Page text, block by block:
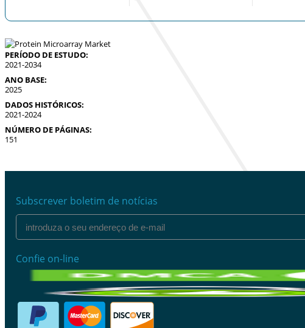
PERÍODO DE ESTUDO:
2021-2034
ANO BASE:
2025
DADOS HISTÓRICOS:
2021-2024
NÚMERO DE PÁGINAS:
151
Subscrever boletim de notícias
Confie on-line